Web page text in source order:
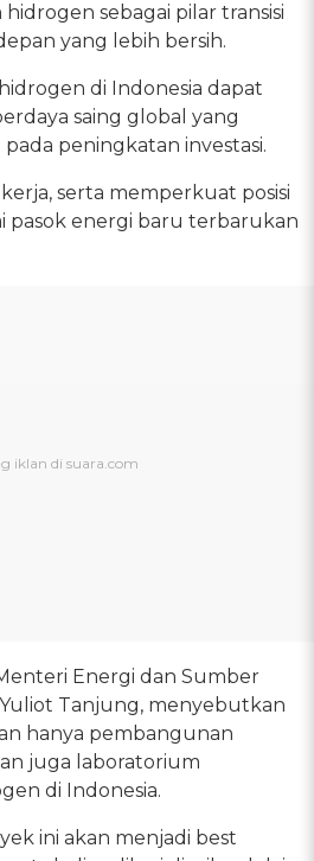
sebagai pilar transisi
yang lebih bersih.
di Indonesia dapat
saing global yang
peningkatan investasi.
serta memperkuat posisi
pasok energi baru terbarukan
Energi dan Sumber
Yuliot Tanjung, menyebutkan
hanya pembangunan
juga laboratorium
di Indonesia.
ini akan menjadi best